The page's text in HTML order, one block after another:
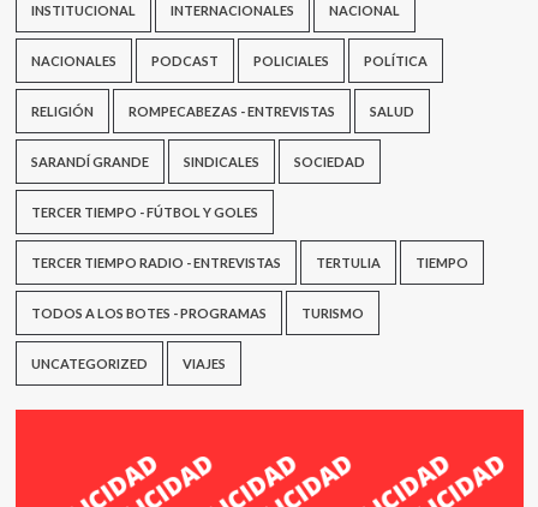
INSTITUCIONAL INTERNACIONALES NACIONAL
NACIONALES PODCAST POLICIALES POLÍTICA
RELIGIÓN ROMPECABEZAS - ENTREVISTAS SALUD
SARANDÍ GRANDE SINDICALES SOCIEDAD
TERCER TIEMPO - FÚTBOL Y GOLES
TERCER TIEMPO RADIO - ENTREVISTAS TERTULIA TIEMPO
TODOS A LOS BOTES - PROGRAMAS TURISMO
UNCATEGORIZED VIAJES